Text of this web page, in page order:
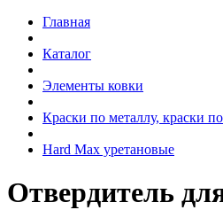
Главная
Каталог
Элементы ковки
Краски по металлу, краски
Hard Max уретановые
Отвердитель